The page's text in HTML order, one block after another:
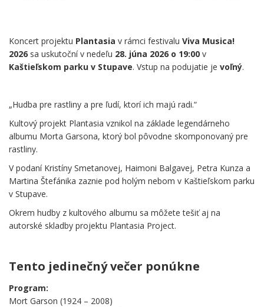
Koncert projektu Plantasia v rámci festivalu Viva Musica!
2026 sa uskutoční v nedeľu 28. júna 2026 o 19:00 v
Kaštieľskom parku v Stupave. Vstup na podujatie je voľný.
„Hudba pre rastliny a pre ľudí, ktorí ich majú radi.“
Kultový projekt Plantasia vznikol na základe legendárneho
albumu Morta Garsona, ktorý bol pôvodne skomponovaný pre
rastliny.
V podaní Kristíny Smetanovej, Haimoni Balgavej, Petra Kunza a
Martina Štefánika zaznie pod holým nebom v Kaštieľskom parku
v Stupave.
Okrem hudby z kultového albumu sa môžete tešiť aj na
autorské skladby projektu Plantasia Project.
Tento jedinečný večer ponúkne
Program:
Mort Garson (1924 – 2008)